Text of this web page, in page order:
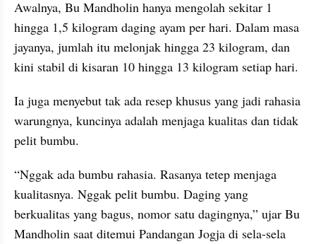
Awalnya, Bu Mandholin hanya mengolah sekitar 1
hingga 1,5 kilogram daging ayam per hari. Dalam masa
jayanya, jumlah itu melonjak hingga 23 kilogram, dan
kini stabil di kisaran 10 hingga 13 kilogram setiap hari.
Ia juga menyebut tak ada resep khusus yang jadi rahasia
warungnya, kuncinya adalah menjaga kualitas dan tidak
pelit bumbu.
“Nggak ada bumbu rahasia. Rasanya tetep menjaga
kualitasnya. Nggak pelit bumbu. Daging yang
berkualitas yang bagus, nomor satu dagingnya,” ujar Bu
Mandholin saat ditemui Pandangan Jogja di sela-sela